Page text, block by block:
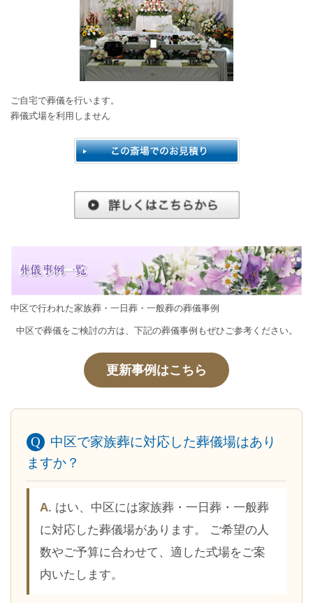
ご自宅で葬儀を行います。
葬儀式場を利用しません
中区で行われた家族葬・一日葬・一般葬の葬儀事例
中区で葬儀をご検討の方は、下記の葬儀事例もぜひご参考ください。
更新事例はこちら
中区で家族葬に対応した葬儀場はあり
ますか？
はい、中区には家族葬・一日葬・一般葬
に対応した葬儀場があります。 ご希望の人
数やご予算に合わせて、適した式場をご案
内いたします。